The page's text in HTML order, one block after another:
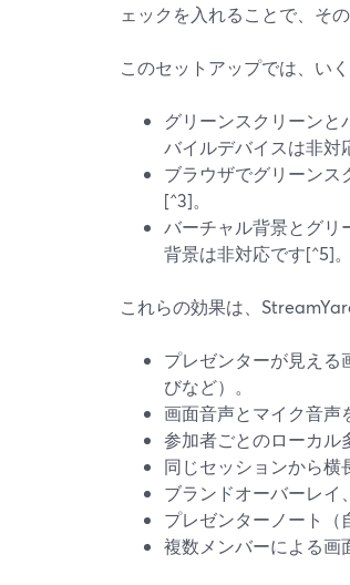
ェックを入れることで、そ
このセットアップでは、い
グリーンスクリーン
バイルデバイスは非対
ブラウザでグリーンス
[^3]。
バーチャル背景とグリ
背景は非対応です[^5]。
これらの効果は、
プレゼンターが見える
びなど）。
画面音声とマイク音声
参加者ごとのローカル
同じセッションから横
ブランドオーバーレイ
プレゼンターノート（
複数メンバーによる画